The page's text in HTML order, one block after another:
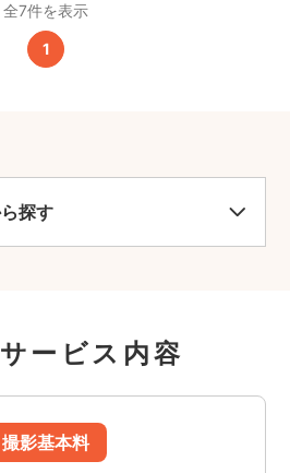
全7件を表示
1
探す
ービス内容
撮影基本料